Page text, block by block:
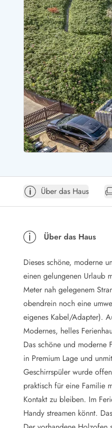
Ferienhäuser Bjerregard
Ferienhäuser Argab
Ferienhäuser in Arrild
Ferienhäuser Bjerregard
Ferienhäuser Blavand
Ferienhäuser Bork Havn
Ferienhäuser Fjand
Ferienhäuser Fanö
Ferienhäuser Graerup Strand
Ferienhäuser Haurvig
Ferienhäuser Henne Strand
Öffnungszeiten
Anreise
Ferienhaus ABC
Häufige Fragen zur Buchung
Verleihservice
Reisescheckliste
Endreinigung
Gutschein
Frühbucher
Mietbedingungen
Reiseführer Dänemark
Tipps für Urlaub in Dänemark
Wetter in Dänemark
Saisonzeiten
Badesicherheit im Meer
Naturschutz
Webcam Dänemark
Über das Haus
Über das Haus
Dieses schöne, moderne
einen gelungenen Urlaub
Meter nah gelegenem
obendrein noch eine
eigenes Kabel/Adapter).
Modernes, helles
Das schöne und
in Premium Lage und
Geschirrspüler wurde
praktisch für eine Familie
Kontakt zu bleiben. Im
Handy streamen könnt.